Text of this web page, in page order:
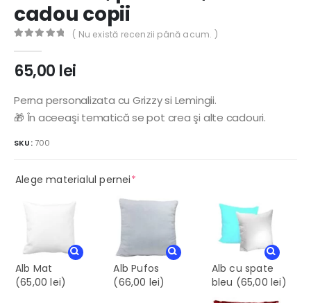
cadou copii
( Nu există recenzii până acum. )
65,00 lei
Perna personalizata cu Grizzy si Lemingii.
🎁 În aceeaşi tematică se pot crea şi alte cadouri.
SKU:700
Alege materialul pernei*(required)
Alb Mat
(65,00 lei)
Alb Pufos
(66,00 lei)
Alb cu spate
bleu (65,00 lei)